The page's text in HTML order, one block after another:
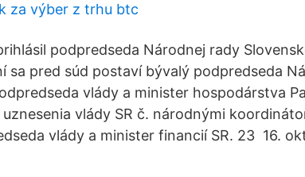
za výber z trhu btc
podpredseda Národnej rady
sa pred súd postaví bývalý podpredseda
vlády a minister hospodárstva
vlády SR č. národnými
vlády a minister financií SR. 23 16.